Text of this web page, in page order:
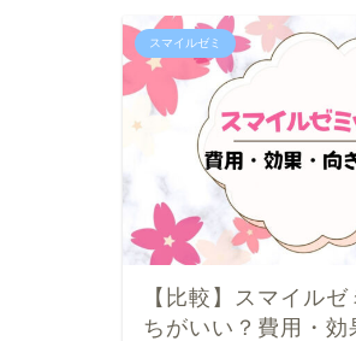
スマイルゼミ
【比較】スマイル
ちがいい？費用・